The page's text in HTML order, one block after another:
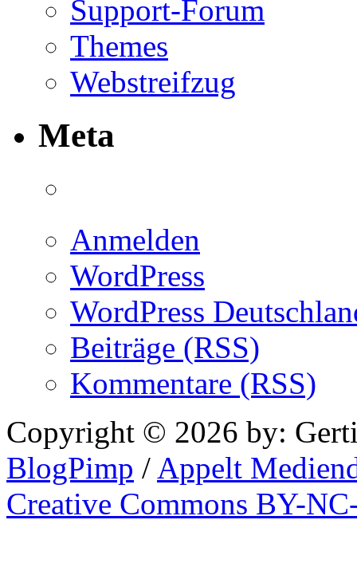
Support-Forum
Themes
Webstreifzug
Meta
Anmelden
WordPress
WordPress
Beiträge (RSS)
Kommentare (RSS)
Copyright © 2026 by:
BlogPimp / Appelt
Creative Commons BY-